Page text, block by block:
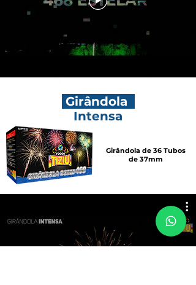
Girândola
Intensa
Girândola de 36 Tubos
de 37mm